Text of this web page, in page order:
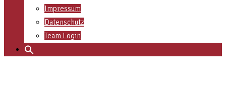
Impressum
Datenschutz
Team Login
Search
for: